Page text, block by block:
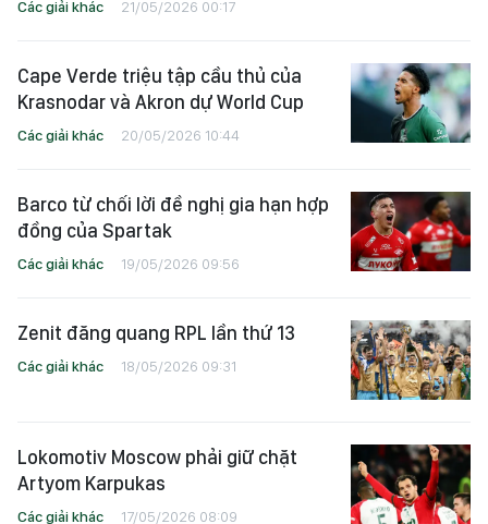
Các giải khác 21/05/2026 00:17
Cape Verde triệu tập cầu thủ của
Krasnodar và Akron dự World Cup
Các giải khác 20/05/2026 10:44
Barco từ chối lời đề nghị gia hạn hợp
đồng của Spartak
Các giải khác 19/05/2026 09:56
Zenit đăng quang RPL lần thứ 13
Các giải khác 18/05/2026 09:31
Lokomotiv Moscow phải giữ chặt
Artyom Karpukas
Các giải khác 17/05/2026 08:09